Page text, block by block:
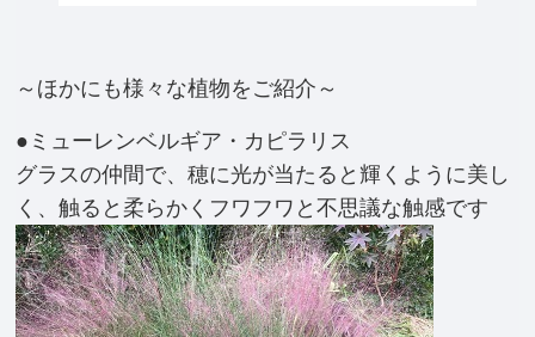
～ほかにも様々な植物をご紹介～
●ミューレンベルギア・カピラリス
グラスの仲間で、穂に光が当たると輝くように美し
く、触ると柔らかくフワフワと不思議な触感です